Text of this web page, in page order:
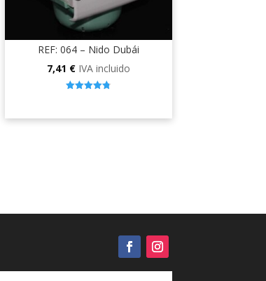
REF: 064 – Nido Dubái
7,41 € IVA incluido